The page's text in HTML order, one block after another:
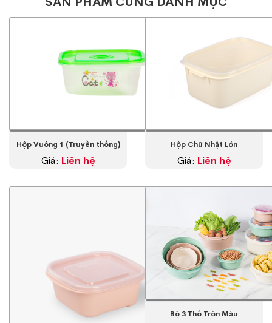
Hộp Vuông 1 (Truyền thống)
Giá: Liên hệ
Hộp Chữ Nhật Lớn
Giá: Liên hệ
Bộ 3 Thố Tròn Màu